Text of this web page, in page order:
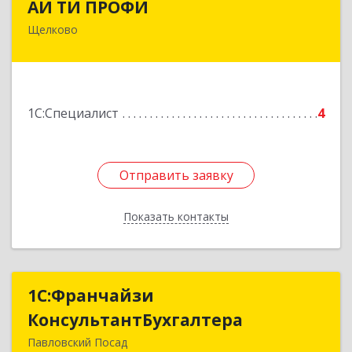
АЙ ТИ ПРОФИ
Щелково
1С:Специалист 4
Отправить заявку
Показать контакты
Отправить заявку
Назад
1С:Франчайзи
КонсультантБухгалтера
Павловский Посад
КонсультантБухгалтера